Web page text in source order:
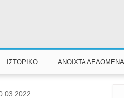
ΙΣΤΟΡΙΚΟ ΑΝΟΙΧΤΑ ΔΕΔΟΜΕΝΑ
03 2022